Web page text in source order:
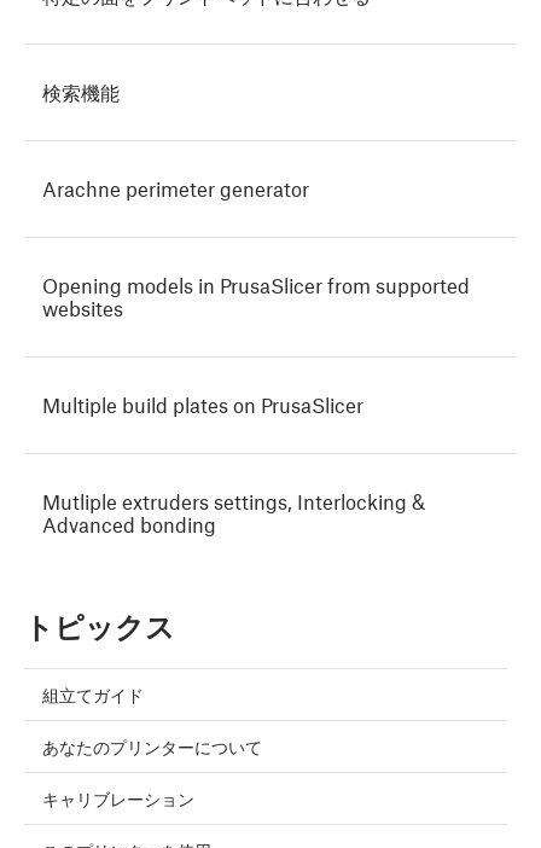
検索機能
Arachne perimeter generator
Opening models in PrusaSlicer from supported
websites
Multiple build plates on PrusaSlicer
Mutliple extruders settings, Interlocking &
Advanced bonding
トピックス
組立てガイド
あなたのプリンターについて
キャリブレーション